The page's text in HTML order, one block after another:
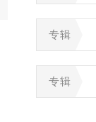
专辑
专辑